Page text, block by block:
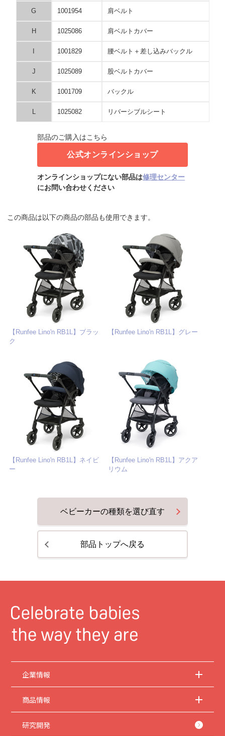
G 1001954 肩ベルト
H 1025086 肩ベルトカバー
1001829 腰ベルト＋差し込みバックル
J 1025089 股ベルトカバー
K 1001709 バックル
1025082 リバーシブルシート
部品のご購入はこちら
公式オンラインショップ
オンラインショップにない部品は修理センター
にお問い合わせください
この商品は以下の商品の部品も使用できます。
【Runfee Lino'n RB1L】ブラッ
ク
【Runfee Lino'n RB1L】グレー
【Runfee Lino'n RB1L】ネイビ
ー
【Runfee Lino'n RB1L】アクア
リウム
部品トップへ戻る
ベビーカーの種類を選び直す
企業情報
商品情報
研究開発